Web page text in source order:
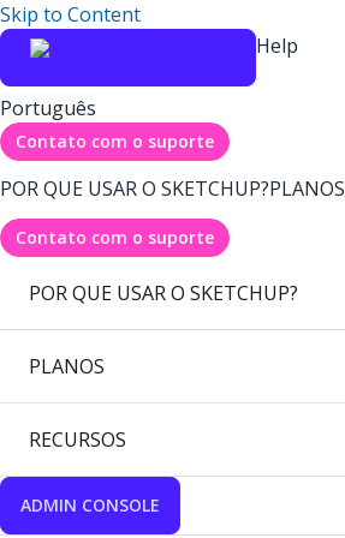
Skip to Content
Help
Português
Contato com o suporte
POR QUE USAR O SKETCHUP?PLANOS
Contato com o suporte
POR QUE USAR O SKETCHUP?
PLANOS
RECURSOS
ADMIN CONSOLE